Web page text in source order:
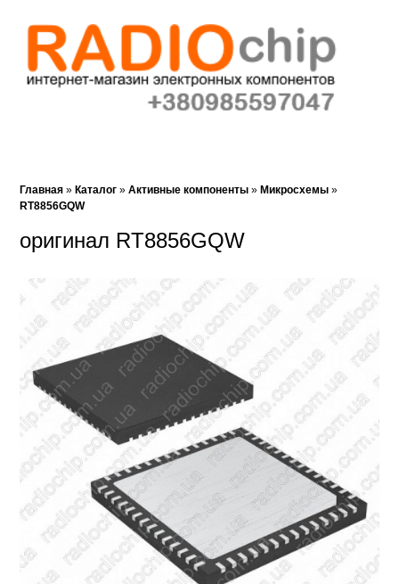
Главная »Каталог »Активные компоненты »Микросхемы »
RT8856GQW
оригинал RT8856GQW